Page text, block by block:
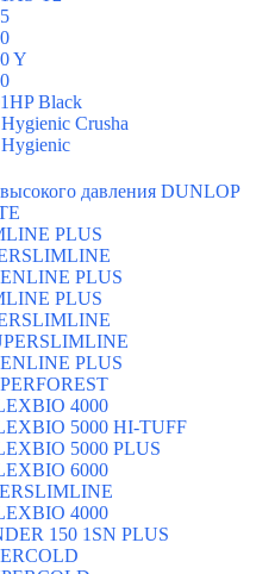
Y
Black
Crusha
давления DUNLOP
PLUS
PLUS
PLUS
PLUS
4000
5000 HI-TUFF
5000 PLUS
6000
4000
150 1SN PLUS